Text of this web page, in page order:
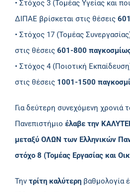
• Στόχος 3 (Τομέας Υγείας και
ΔΙΠΑΕ βρίσκεται στις θέσεις
• Στόχος 17 (Τομέας
στις θέσεις 601-800
• Στόχος 4 (Ποιοτική
στις θέσεις 1001-1500
Για δεύτερη συνεχόμενη χρονιά
Πανεπιστήμιο έλαβε την
μεταξύ ΟΛΩΝ των Ελληνικών
στόχο 8 (Τομέας Εργασίας και
Την τρίτη καλύτερη βαθμολογία